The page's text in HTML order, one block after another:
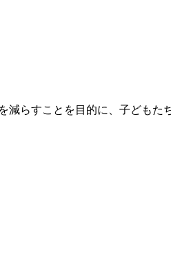
らすことを目的に、子ども